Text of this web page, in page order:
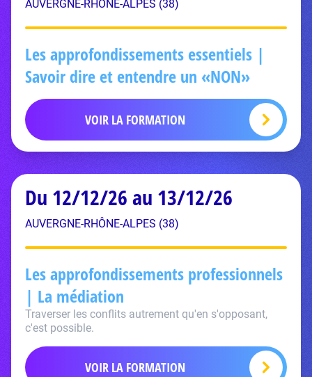
AUVERGNE-RHÔNE-ALPES (38)
Les approfondissements essentiels |
Savoir dire et entendre un «NON»
VOIR LA FORMATION
Du 12/12/26 au 13/12/26
AUVERGNE-RHÔNE-ALPES (38)
Les approfondissements professionnels
| La médiation
Traverser les conflits autrement qu'en s'opposant,
c'est possible.
VOIR LA FORMATION